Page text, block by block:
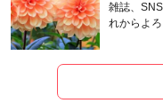
雑誌、
れからよ